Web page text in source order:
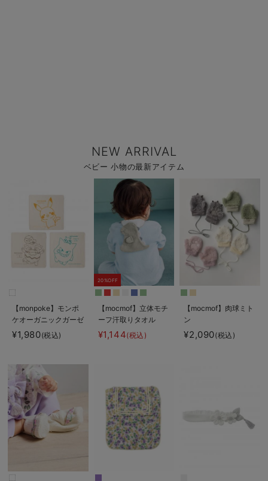
NEW ARRIVAL
ベビー 小物の最新アイテム
【monpoke】モンポ
ケオーガニックガーゼ
ハンカチ3枚組
¥1,980(税込)
20%OFF
【mocmof】立体モチ
ーフ汗取りタオル
¥1,144(税込)
【mocmof】肉球ミト
ン
¥2,090(税込)